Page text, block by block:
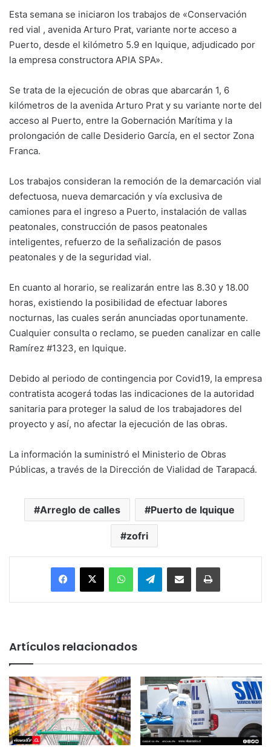
Esta semana se iniciaron los trabajos de «Conservación
red vial , avenida Arturo Prat, variante norte acceso a
Puerto, desde el kilómetro 5.9 en Iquique, adjudicado por
la empresa constructora APIA SPA».
Se trata de la ejecución de obras que abarcarán 1, 6
kilómetros de la avenida Arturo Prat y su variante norte del
acceso al Puerto, entre la Gobernación Marítima y la
prolongación de calle Desiderio García, en el sector Zona
Franca.
Los trabajos consideran la remoción de la demarcación vial
defectuosa, nueva demarcación y vía exclusiva de
camiones para el ingreso a Puerto, instalación de vallas
peatonales, construcción de pasos peatonales
inteligentes, refuerzo de la señalización de pasos
peatonales y de la seguridad vial.
En cuanto al horario, se realizarán entre las 8.30 y 18.00
horas, existiendo la posibilidad de efectuar labores
nocturnas, las cuales serán anunciadas oportunamente.
Cualquier consulta o reclamo, se pueden canalizar en calle
Ramírez #1323, en Iquique.
Debido al periodo de contingencia por Covid19, la empresa
contratista acogerá todas las indicaciones de la autoridad
sanitaria para proteger la salud de los trabajadores del
proyecto y así, no afectar la ejecución de las obras.
La información la suministró el Ministerio de Obras
Públicas, a través de la Dirección de Vialidad de Tarapacá.
Arreglo de calles Puerto de Iquique
zofri
Facebook
X WhatsAppTelegramEnviar vía email Imprimir
Artículos relacionados